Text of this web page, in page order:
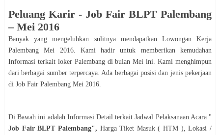
Peluang Karir - Job Fair ​BLPT Palembang​
– Mei 2016
Banyak yang mengeluhkan sulitnya mendapatkan Lowongan Kerja
Palembang
Mei 2016. Kami hadir untuk memberikan kemudahan
Informasi terkait loker Palembangdi bulanMei ini. Kami menghimpun
dari berbagai sumber terpercaya. Ada berbagai posisi dan jenis pekerjaan
di Job Fair Palembang Mei 2016
Di Bawah ini adalah Informasi Detail terkait Jadwal Pelaksanaan Acara "
Job Fair ​BLPT Palembang​", Harga Tiket Masuk ( HTM ), Lokasi /